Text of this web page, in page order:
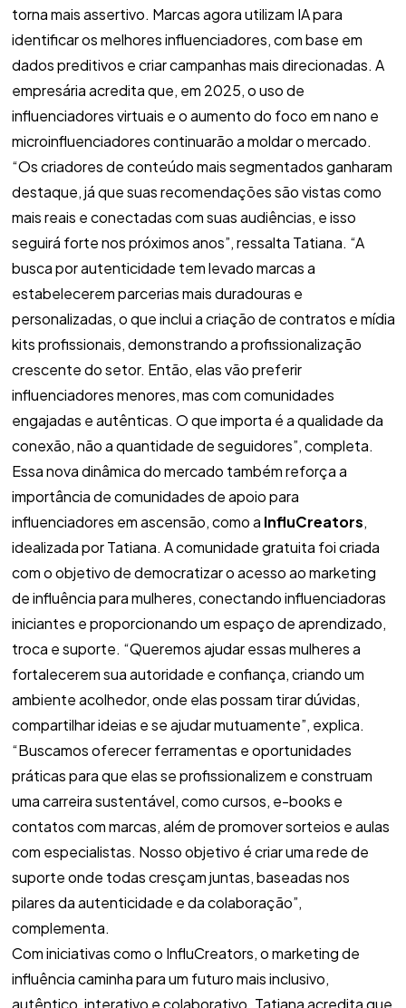
torna mais assertivo. Marcas agora utilizam IA para
identificar os melhores influenciadores, com base em
dados preditivos e criar campanhas mais direcionadas. A
empresária acredita que, em 2025, o uso de
influenciadores virtuais e o aumento do foco em nano e
microinfluenciadores continuarão a moldar o mercado.
“Os criadores de conteúdo mais segmentados ganharam
destaque, já que suas recomendações são vistas como
mais reais e conectadas com suas audiências, e isso
seguirá forte nos próximos anos”, ressalta Tatiana. “A
busca por autenticidade tem levado marcas a
estabelecerem parcerias mais duradouras e
personalizadas, o que inclui a criação de contratos e mídia
kits profissionais, demonstrando a profissionalização
crescente do setor. Então, elas vão preferir
influenciadores menores, mas com comunidades
engajadas e autênticas. O que importa é a qualidade da
conexão, não a quantidade de seguidores”, completa.
Essa nova dinâmica do mercado também reforça a
importância de comunidades de apoio para
influenciadores em ascensão, como a InfluCreators,
idealizada por Tatiana. A comunidade gratuita foi criada
com o objetivo de democratizar o acesso ao marketing
de influência para mulheres, conectando influenciadoras
iniciantes e proporcionando um espaço de aprendizado,
troca e suporte. “Queremos ajudar essas mulheres a
fortalecerem sua autoridade e confiança, criando um
ambiente acolhedor, onde elas possam tirar dúvidas,
compartilhar ideias e se ajudar mutuamente”, explica.
“Buscamos oferecer ferramentas e oportunidades
práticas para que elas se profissionalizem e construam
uma carreira sustentável, como cursos, e-books e
contatos com marcas, além de promover sorteios e aulas
com especialistas. Nosso objetivo é criar uma rede de
suporte onde todas cresçam juntas, baseadas nos
pilares da autenticidade e da colaboração”,
complementa.
Com iniciativas como o InfluCreators, o marketing de
influência caminha para um futuro mais inclusivo,
autêntico, interativo e colaborativo. Tatiana acredita que